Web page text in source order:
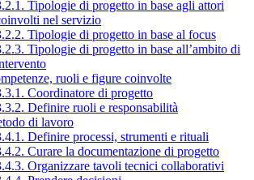
Tipologie di progetto in base agli attori
nel servizio
Tipologie di progetto in base al focus
Tipologie di progetto in base all’ambito di
ruoli e figure coinvolte
Coordinatore di progetto
Definire ruoli e responsabilità
di lavoro
Definire processi, strumenti e rituali
Curare la documentazione di progetto
Organizzare tavoli tecnici collaborativi